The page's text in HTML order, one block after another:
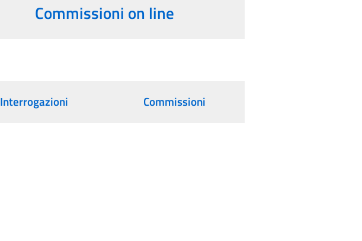
Commissioni on line
Interrogazioni Commissioni